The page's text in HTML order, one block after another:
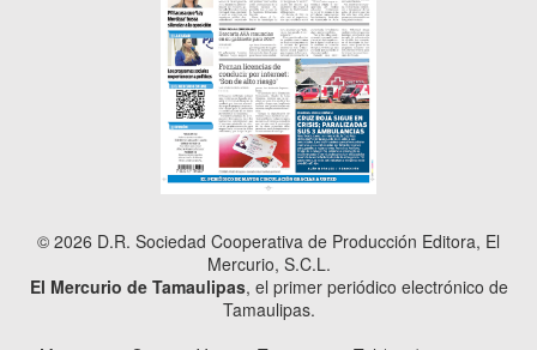
© 2026 D.R. Sociedad Cooperativa de Producción Editora, El
Mercurio, S.C.L.
El Mercurio de Tamaulipas, el primer periódico electrónico de
Tamaulipas.